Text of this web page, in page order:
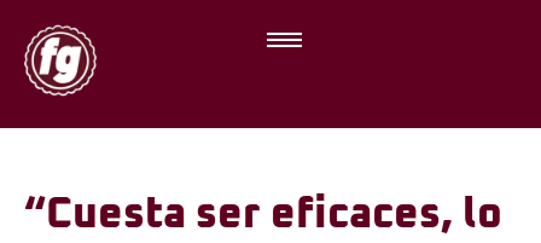
“Cuesta ser eficaces, lo